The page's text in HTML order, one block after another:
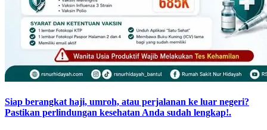
Siap berangkat haji, umroh, atau perjalanan ke luar negeri?
Pastikan perlindungan kesehatan Anda sudah lengkap!.